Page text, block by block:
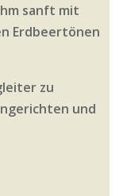
sanft mit
Erdbeertönen
zu
und